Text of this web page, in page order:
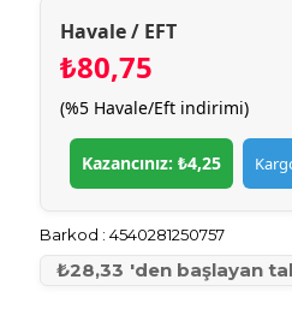
Havale / EFT
₺80,75
(%5 Havale/Eft indirimi)
Kazancınız: ₺4,25
Barkod : 4540281250757
₺28,33 'den başlayan